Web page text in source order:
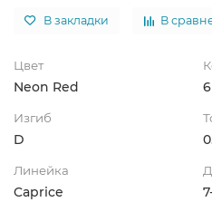
В закладки В
Цвет
Neon Red 6
Изгиб
D
Линейка
Caprice